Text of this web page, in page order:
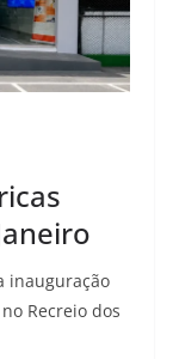
inauguração
Recreio dos